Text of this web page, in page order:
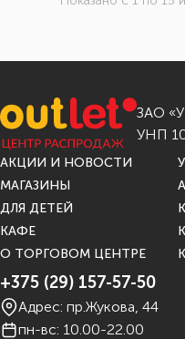
ЗАО
УНП
АКЦИИ И НОВОСТИ
МАГАЗИНЫ
ДЛЯ ДЕТЕЙ
КАФЕ
О ТОРГОВОМ ЦЕНТРЕ
+375 (29) 157-57-50
Адрес: пр.Жукова, 44
пн-вс: 10.00-22.00